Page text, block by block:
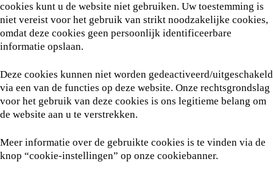
cookies kunt u de website niet gebruiken. Uw toestemming is
niet vereist voor het gebruik van strikt noodzakelijke cookies,
omdat deze cookies geen persoonlijk identificeerbare
informatie opslaan.
Deze cookies kunnen niet worden gedeactiveerd/uitgeschakeld
via een van de functies op deze website. Onze rechtsgrondslag
voor het gebruik van deze cookies is ons legitieme belang om
de website aan u te verstrekken.
Meer informatie over de gebruikte cookies is te vinden via de
knop “cookie-instellingen” op onze cookiebanner.